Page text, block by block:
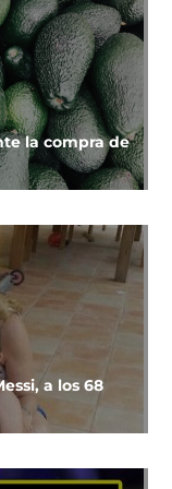
la compra de
a los 68